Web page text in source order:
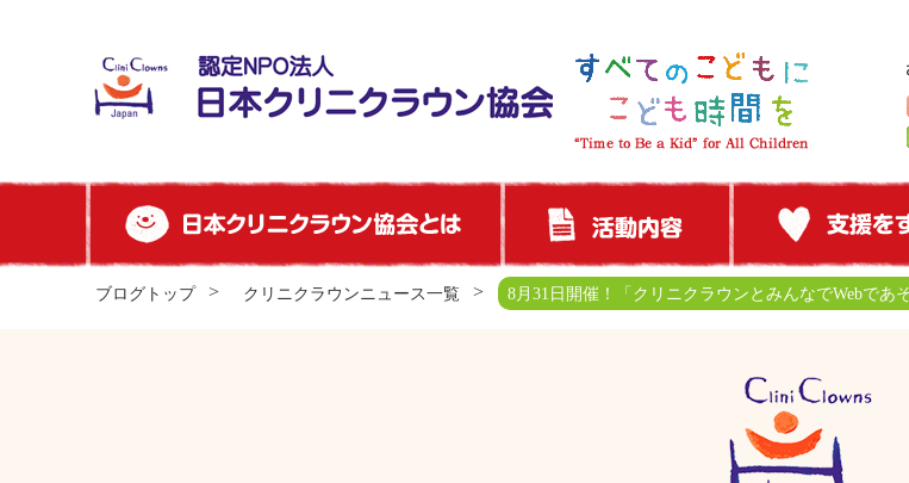
ブログトップ クリニクラウンニュース一覧 8月31日開催！「クリニクラウンとみんなでWebであ